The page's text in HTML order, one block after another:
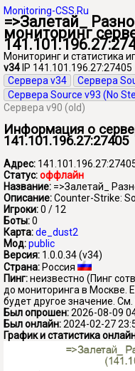
Monitoring-CSS.Ru
=>Залетай_
мониторинг
Мониторинг и статистика
v34 IP 141.101.196.27:27405
Сервера v34
Сервера
Сервера Source v93 (No
Сервера v90 (old)
Информация о
141.101.196.27:27405
Адрес:
Статус:оффлайн
Название: =>Залетай_
Описание:Counter-Strike:
Игроки:0 / 12
Боты:0
Карта:de_dust2
Мод:public
Версия: 1.0.0.34 (v34)
Страна: Россия
Пинг:неизвестно (Пинг
до мониторинга в Москве.
будет другое значение. См.
Был опрошен:2026-08-09
Был онлайн:2024-02-27
График и статистика